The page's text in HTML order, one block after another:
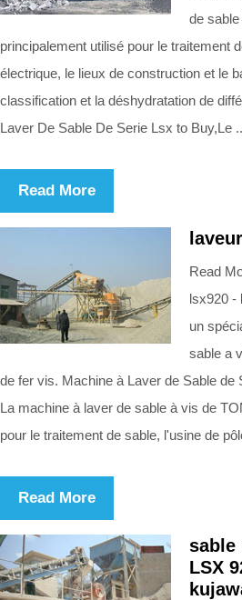
de
principalement utilisé pour le traitement
électrique, le lieux de construction et le
classification et la déshydratation de
Laver De Sable De Serie Lsx to Buy,Le
Read More
Read
lsx920 -
un
sable a
de fer vis. Machine à Laver de Sable de
La machine à laver de sable à vis de
pour le traitement de sable, l'usine de
Read More
sable
LSX